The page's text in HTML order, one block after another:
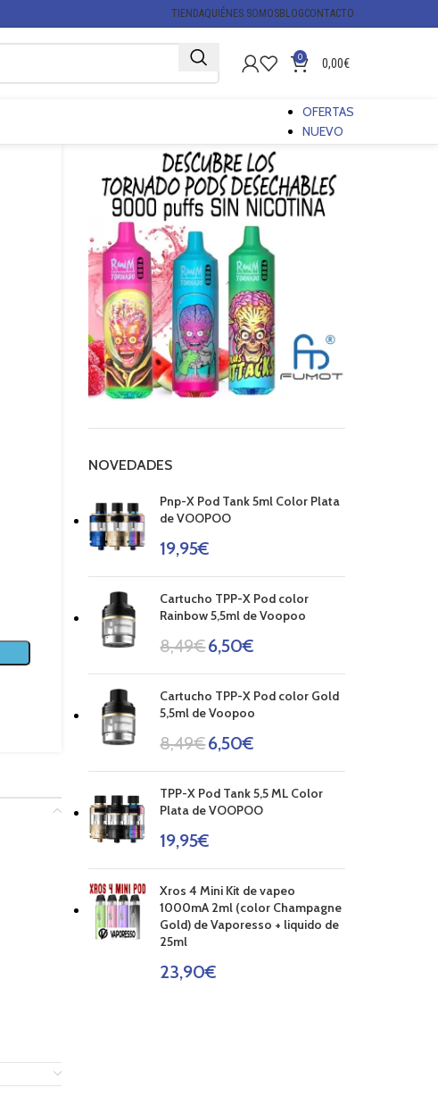
TIENDAQUIÉNES SOMOSBLOGCONTACTO
0 0,00€
OFERTAS
NUEVO
NOVEDADES
Pnp-X Pod Tank 5ml Color Plata
de VOOPOO
19,95€
Cartucho TPP-X Pod color
Rainbow 5,5ml de Voopoo
8,49€6,50€
Cartucho TPP-X Pod color Gold
5,5ml de Voopoo
8,49€6,50€
TPP-X Pod Tank 5,5 ML Color
Plata de VOOPOO
19,95€
Xros 4 Mini Kit de vapeo
1000mA 2ml (color Champagne
Gold) de Vaporesso + liquido de
25ml
23,90€